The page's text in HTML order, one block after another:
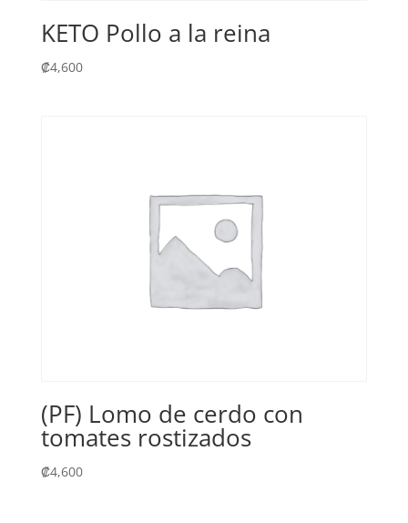
KETO Pollo a la reina
₡4,600
(PF) Lomo de cerdo con
tomates rostizados
₡4,600